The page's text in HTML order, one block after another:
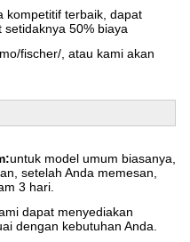
kompetitif terbaik, dapat
50% biaya
fischer/, atau kami akan
untuk model umum biasanya,
setelah Anda memesan,
3 hari.
dapat menyediakan
dengan kebutuhan Anda.